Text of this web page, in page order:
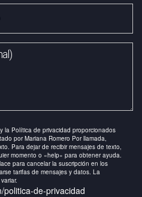
la Política de privacidad proporcionados
por Mariana Romero Por llamada,
Para dejar de recibir mensajes de texto,
momento o «help» para obtener ayuda.
para cancelar la suscripción en los
tarifas de mensajes y datos. La
politica-de-privacidad